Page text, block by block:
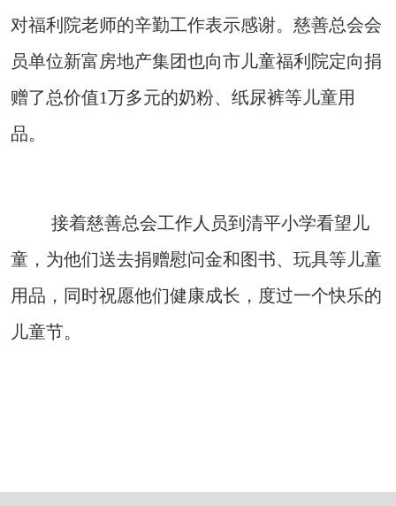
对福利院老师的辛勤工作表示感谢。慈善总会会
员单位新富房地产集团也向市儿童福利院定向捐
赠了总价值1万多元的奶粉、纸尿裤等儿童用
品。
接着慈善总会工作人员到清平小学看望儿
童，为他们送去捐赠慰问金和图书、玩具等儿童
用品，同时祝愿他们健康成长，度过一个快乐的
儿童节。